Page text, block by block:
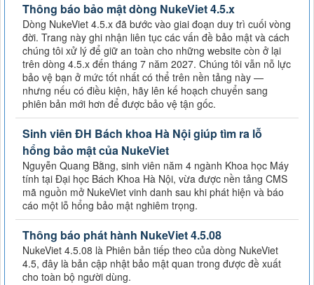
Thông báo bảo mật dòng NukeViet 4.5.x
Dòng NukeViet 4.5.x đã bước vào giai đoạn duy trì cuối vòng
đời. Trang này ghi nhận liên tục các vấn đề bảo mật và cách
chúng tôi xử lý để giữ an toàn cho những website còn ở lại
trên dòng 4.5.x đến tháng 7 năm 2027. Chúng tôi vẫn nỗ lực
bảo vệ bạn ở mức tốt nhất có thể trên nền tảng này —
nhưng nếu có điều kiện, hãy lên kế hoạch chuyển sang
phiên bản mới hơn để được bảo vệ tận gốc.
Sinh viên ĐH Bách khoa Hà Nội giúp tìm ra lỗ
hổng bảo mật của NukeViet
Nguyễn Quang Bằng, sinh viên năm 4 ngành Khoa học Máy
tính tại Đại học Bách Khoa Hà Nội, vừa được nền tảng CMS
mã nguồn mở NukeViet vinh danh sau khi phát hiện và báo
cáo một lỗ hổng bảo mật nghiêm trọng.
Thông báo phát hành NukeViet 4.5.08
NukeViet 4.5.08 là Phiên bản tiếp theo của dòng NukeViet
4.5, đây là bản cập nhật bảo mật quan trong được đề xuất
cho toàn bộ người dùng.